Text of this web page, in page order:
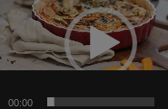
00:00